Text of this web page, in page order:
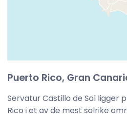
Puerto Rico, Gran
Servatur Castillo de Sol ligger
Rico i et av de mest solrike